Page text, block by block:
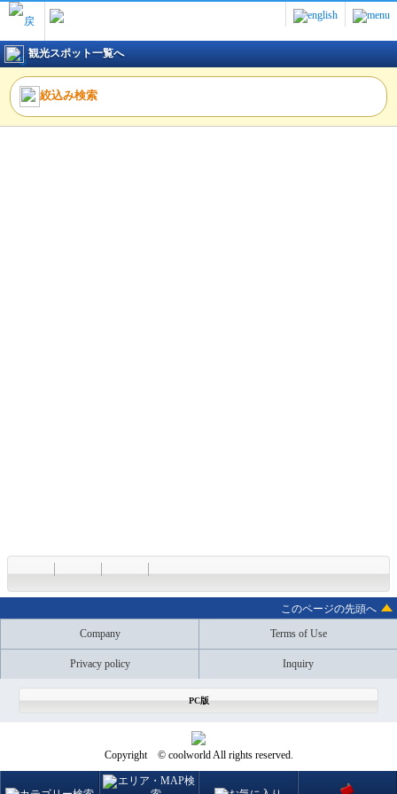
観光スポット一覧へ
絞込み検索
このページの先頭へ
Company Terms of Use
Privacy policy Inquiry
PC版
Copyright © coolworld All rights reserved.